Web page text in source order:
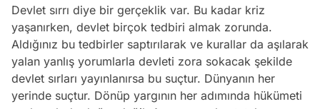
Devlet sırrı diye bir gerçeklik var. Bu kadar kriz
yaşanırken, devlet birçok tedbiri almak zorunda.
Aldığınız bu tedbirler saptırılarak ve kurallar da aşılarak
yalan yanlış yorumlarla devleti zora sokacak şekilde
devlet sırları yayınlanırsa bu suçtur. Dünyanın her
yerinde suçtur. Dönüp yargının her adımında hükümeti